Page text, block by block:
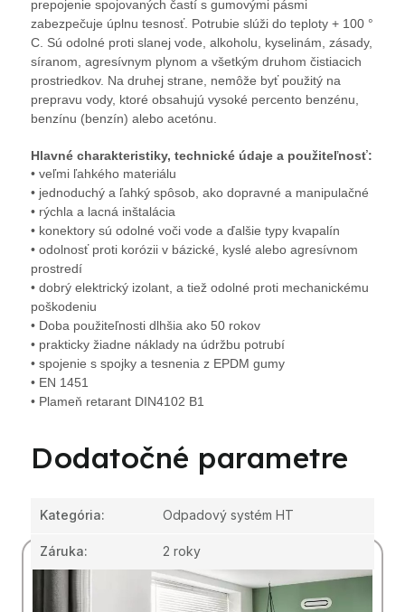
prepojenie spojovaných častí s gumovými pásmi
zabezpečuje úplnu tesnosť. Potrubie slúži do teploty + 100 °
C. Sú odolné proti slanej vode, alkoholu, kyselinám, zásady,
síranom, agresívnym plynom a všetkým druhom čistiacich
prostriedkov. Na druhej strane, nemôže byť použitý na
prepravu vody, ktoré obsahujú vysoké percento benzénu,
benzínu (benzín) alebo acetónu.
Hlavné charakteristiky, technické údaje a použiteľnosť:
• veľmi ľahkého materiálu
• jednoduchý a ľahký spôsob, ako dopravné a manipulačné
• rýchla a lacná inštalácia
• konektory sú odolné voči vode a ďalšie typy kvapalín
• odolnosť proti korózii v bázické, kyslé alebo agresívnom
prostredí
• dobrý elektrický izolant, a tiež odolné proti mechanickému
poškodeniu
• Doba použiteľnosti dlhšia ako 50 rokov
• prakticky žiadne náklady na údržbu potrubí
• spojenie s spojky a tesnenia z EPDM gumy
• EN 1451
• Plameň retarant DIN4102 B1
Dodatočné parametre
Kategória: Odpadový systém HT
Záruka: 2 roky